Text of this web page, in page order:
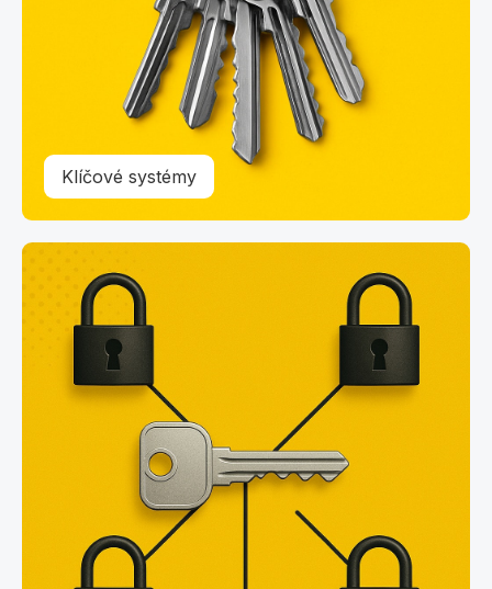
Klíčové systémy
Sjednocení zámkových vložek